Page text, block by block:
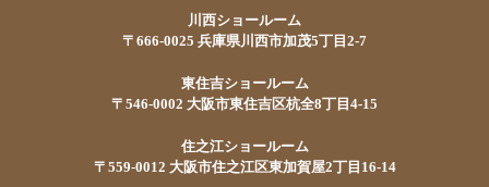
川西ショールーム
〒666-0025 兵庫県川西市加茂5丁目2-7
東住吉ショールーム
〒546-0002 大阪市東住吉区杭全8丁目4-15
住之江ショールーム
〒559-0012 大阪市住之江区東加賀屋2丁目16-14